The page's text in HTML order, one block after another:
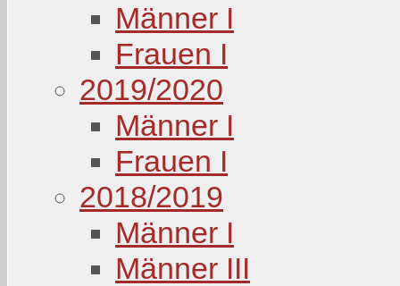
Männer I
Frauen I
2019/2020
Männer I
Frauen I
2018/2019
Männer I
Männer III